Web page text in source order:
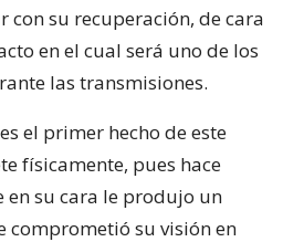
su recuperación, de cara
en el cual será uno de los
las transmisiones.
el primer hecho de este
físicamente, pues hace
en su cara le produjo un
comprometió su visión en